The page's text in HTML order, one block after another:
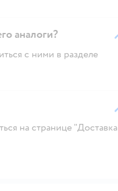
аналоги?
с ними в разделе
на странице "Доставка